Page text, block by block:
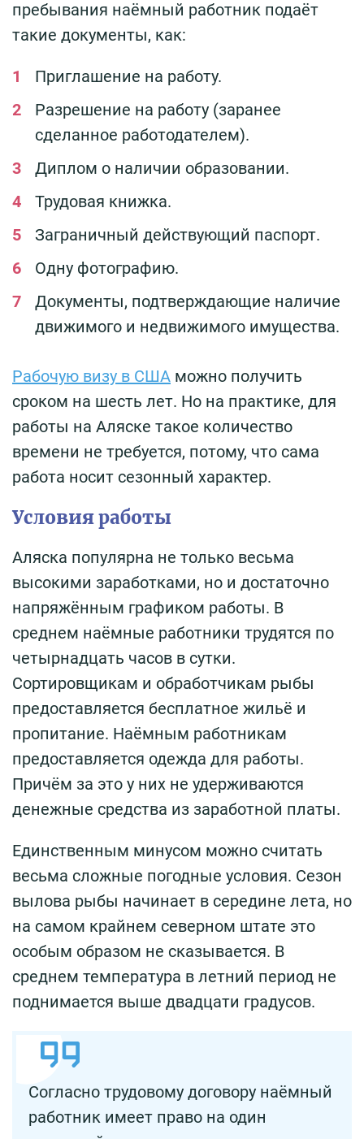
пребывания наёмный работник подаёт
такие документы, как:
Приглашение на работу.
Разрешение на работу (заранее
сделанное работодателем).
Диплом о наличии образовании.
Трудовая книжка.
Заграничный действующий паспорт.
Одну фотографию.
Документы, подтверждающие наличие
движимого и недвижимого имущества.
Рабочую визу в США можно получить
сроком на шесть лет. Но на практике, для
работы на Аляске такое количество
времени не требуется, потому, что сама
работа носит сезонный характер.
Условия работы
Аляска популярна не только весьма
высокими заработками, но и достаточно
напряжённым графиком работы. В
среднем наёмные работники трудятся по
четырнадцать часов в сутки.
Сортировщикам и обработчикам рыбы
предоставляется бесплатное жильё и
пропитание. Наёмным работникам
предоставляется одежда для работы.
Причём за это у них не удерживаются
денежные средства из заработной платы.
Единственным минусом можно считать
весьма сложные погодные условия. Сезон
вылова рыбы начинает в середине лета, но
на самом крайнем северном штате это
особым образом не сказывается. В
среднем температура в летний период не
поднимается выше двадцати градусов.
Согласно трудовому договору наёмный
работник имеет право на один